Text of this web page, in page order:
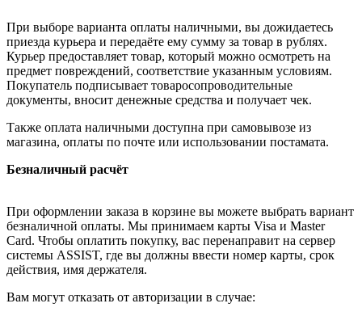
При выборе варианта оплаты наличными, вы дожидаетесь
приезда курьера и передаёте ему сумму за товар в рублях.
Курьер предоставляет товар, который можно осмотреть на
предмет повреждений, соответствие указанным условиям.
Покупатель подписывает товаросопроводительные
документы, вносит денежные средства и получает чек.
Также оплата наличными доступна при самовывозе из
магазина, оплаты по почте или использовании постамата.
Безналичный расчёт
При оформлении заказа в корзине вы можете выбрать вариант
безналичной оплаты. Мы принимаем карты Visa и Master
Card. Чтобы оплатить покупку, вас перенаправит на сервер
системы ASSIST, где вы должны ввести номер карты, срок
действия, имя держателя.
Вам могут отказать от авторизации в случае: